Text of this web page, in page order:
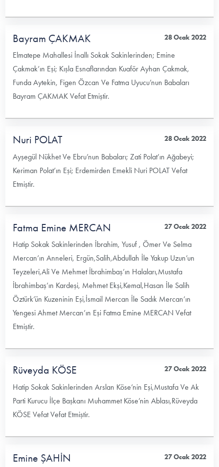
Bayram ÇAKMAK 28 Ocak 2022
Elmatepe Mahallesi İnallı Sokak Sakinlerinden; Emine
Çakmak’ın Eşi; Kışla Esnaflarından Kuaför Ayhan Çakmak,
Funda Aytekin, Figen Özcan Ve Fatma Uyucu’nun Babaları
Bayram ÇAKMAK Vefat Etmiştir.
Nuri POLAT 28 Ocak 2022
Ayşegül Nükhet Ve Ebru’nun Babaları; Zati Polat’ın Ağabeyi;
Keriman Polat’ın Eşi; Erdemirden Emekli Nuri POLAT Vefat
Etmiştir.
Fatma Emine MERCAN 27 Ocak 2022
Hatip Sokak Sakinlerinden İbrahim, Yusuf , Ömer Ve Selma
Mercan’ın Anneleri, Ergün,Salih,Abdullah İle Yakup Uzun’un
Teyzeleri,Ali Ve Mehmet İbrahimbaş’ın Halaları,Mustafa
İbrahimbaş’ın Kardeşi, Mehmet Ekşi,Kemal,Hasan İle Salih
Öztürk’ün Kuzeninin Eşi,İsmail Mercan İle Sadık Mercan’ın
Yengesi Ahmet Mercan’ın Eşi Fatma Emine MERCAN Vefat
Etmiştir.
Rüveyda KÖSE 27 Ocak 2022
Hatip Sokak Sakinlerinden Arslan Köse’nin Eşi,Mustafa Ve Ak
Parti Kurucu İlçe Başkanı Muhammet Köse’nin Ablası,Rüveyda
KÖSE Vefat Vefat Etmiştir.
Emine ŞAHİN 27 Ocak 2022